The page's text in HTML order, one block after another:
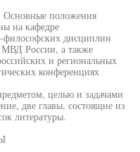
Основные положения
на кафедре
философских дисциплин
МВД России, а также
и региональных
конференциях
целью и задачами
две главы, состоящие из
литературы.